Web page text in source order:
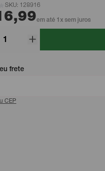
SKU: 128916
em até 1x sem juros
frete
CEP